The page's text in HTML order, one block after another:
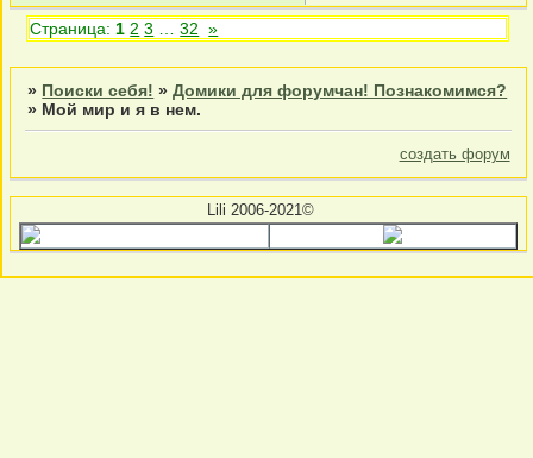
Страница:1 2 3 … 32 »
» Поиски себя! »Домики для форумчан! Познакомимся?
» Мой мир и я в нем.
создать форум
Lili 2006-2021©